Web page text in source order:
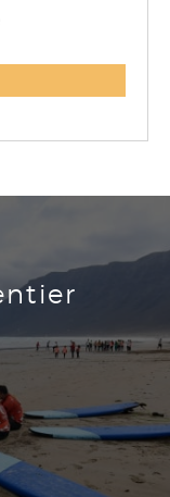
et sur les
votre
droits d'accès,
ou
des